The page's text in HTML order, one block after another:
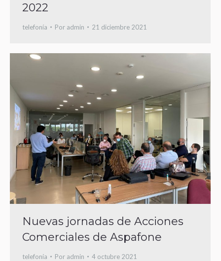
2022
telefonía Por admin 21 diciembre 2021
Nuevas jornadas de Acciones
Comerciales de Aspafone
telefonía Por admin 4 octubre 2021